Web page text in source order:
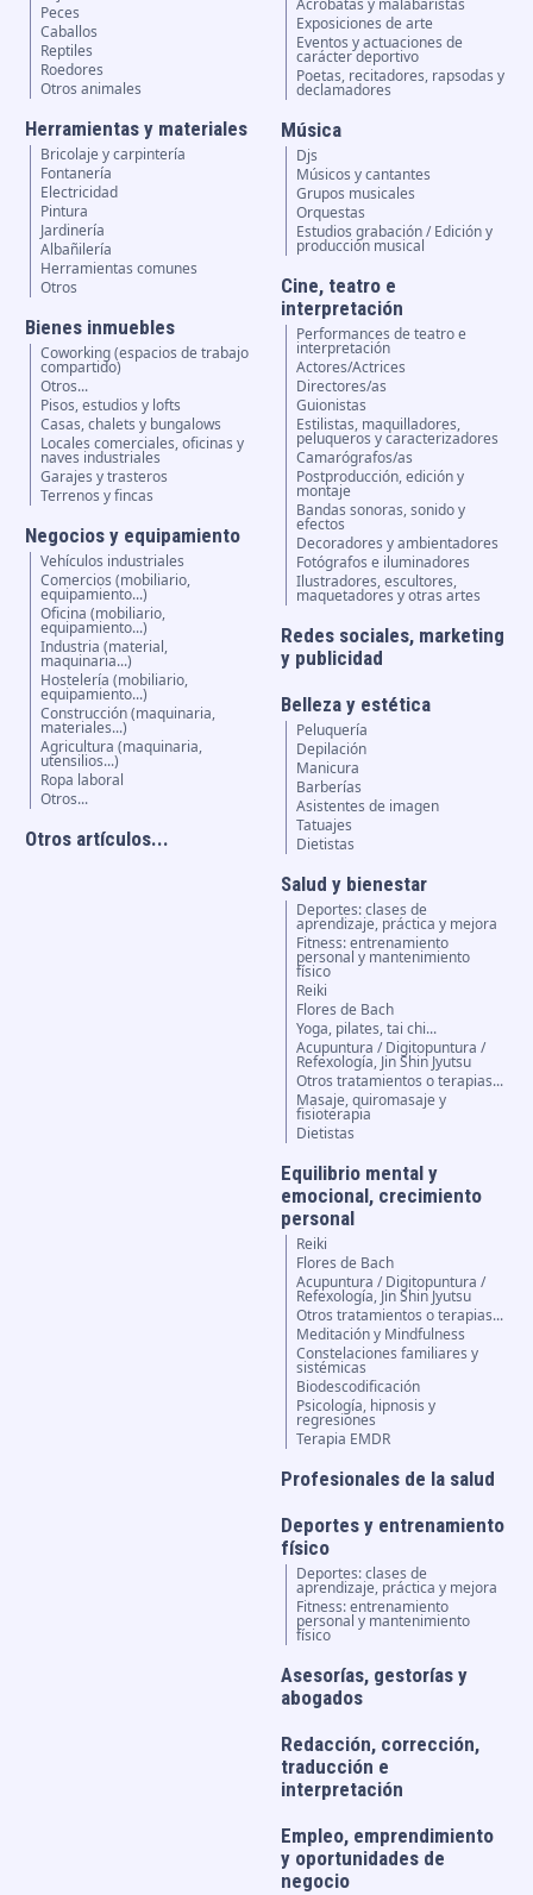
Peces
Caballos
Reptiles
Roedores
Otros animales
Herramientas y materiales
Bricolaje y carpintería
Fontanería
Electricidad
Pintura
Jardinería
Albañilería
Herramientas comunes
Otros
Bienes inmuebles
Coworking (espacios de trabajo
compartido)
Otros...
Pisos, estudios y lofts
Casas, chalets y bungalows
Locales comerciales, oficinas y
naves industriales
Garajes y trasteros
Terrenos y fincas
Negocios y equipamiento
Vehículos industriales
Comercios (mobiliario,
equipamiento...)
Oficina (mobiliario,
equipamiento...)
Industria (material,
maquinaria...)
Hostelería (mobiliario,
equipamiento...)
Construcción (maquinaria,
materiales...)
Agricultura (maquinaria,
utensilios...)
Ropa laboral
Otros...
Otros artículos...
Acrobatas y malabaristas
Exposiciones de arte
Eventos y actuaciones de
carácter deportivo
Poetas, recitadores, rapsodas y
declamadores
Música
Djs
Músicos y cantantes
Grupos musicales
Orquestas
Estudios grabación / Edición y
producción musical
Cine, teatro e
interpretación
Performances de teatro e
interpretación
Actores/Actrices
Directores/as
Guionistas
Estilistas, maquilladores,
peluqueros y caracterizadores
Camarógrafos/as
Postproducción, edición y
montaje
Bandas sonoras, sonido y
efectos
Decoradores y ambientadores
Fotógrafos e iluminadores
Ilustradores, escultores,
maquetadores y otras artes
Redes sociales, marketing
y publicidad
Belleza y estética
Peluquería
Depilación
Manicura
Barberías
Asistentes de imagen
Tatuajes
Dietistas
Salud y bienestar
Deportes: clases de
aprendizaje, práctica y mejora
Fitness: entrenamiento
personal y mantenimiento
físico
Reiki
Flores de Bach
Yoga, pilates, tai chi...
Acupuntura / Digitopuntura /
Refexología, Jin Shin Jyutsu
Otros tratamientos o terapias...
Masaje, quiromasaje y
fisioterapia
Dietistas
Equilibrio mental y
emocional, crecimiento
personal
Reiki
Flores de Bach
Acupuntura / Digitopuntura /
Refexología, Jin Shin Jyutsu
Otros tratamientos o terapias...
Meditación y Mindfulness
Constelaciones familiares y
sistémicas
Biodescodificación
Psicología, hipnosis y
regresiones
Terapia EMDR
Profesionales de la salud
Deportes y entrenamiento
físico
Deportes: clases de
aprendizaje, práctica y mejora
Fitness: entrenamiento
personal y mantenimiento
físico
Asesorías, gestorías y
abogados
Redacción, corrección,
traducción e
interpretación
Empleo, emprendimiento
y oportunidades de
negocio